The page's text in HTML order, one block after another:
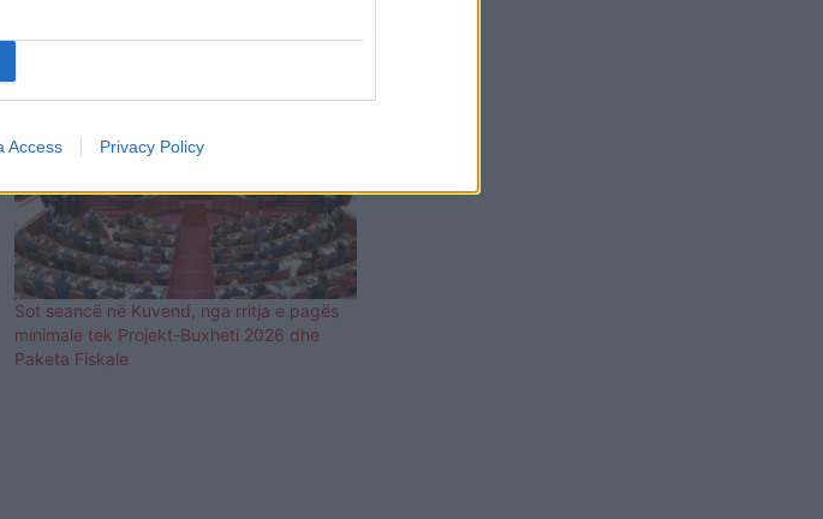
Access Privacy Policy
Sot seancë në Kuvend, nga rritja e pagës
minimale tek Projekt-Buxheti 2026 dhe
Paketa Fiskale